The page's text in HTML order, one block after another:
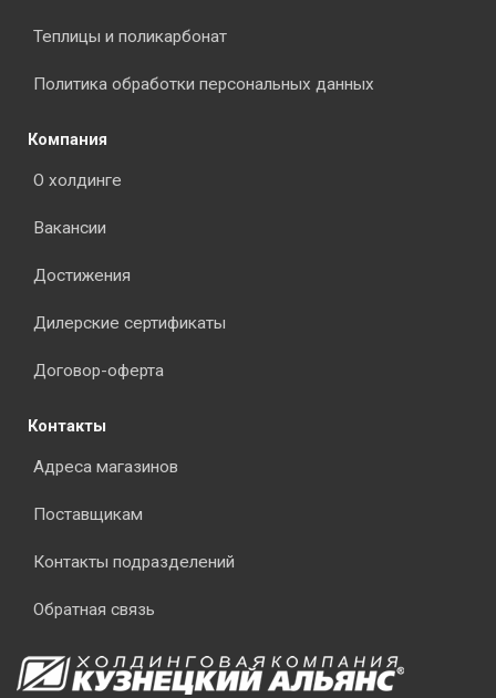
Теплицы и поликарбонат
Политика обработки персональных данных
Компания
О холдинге
Вакансии
Достижения
Дилерские сертификаты
Договор-оферта
Контакты
Адреса магазинов
Поставщикам
Контакты подразделений
Обратная связь